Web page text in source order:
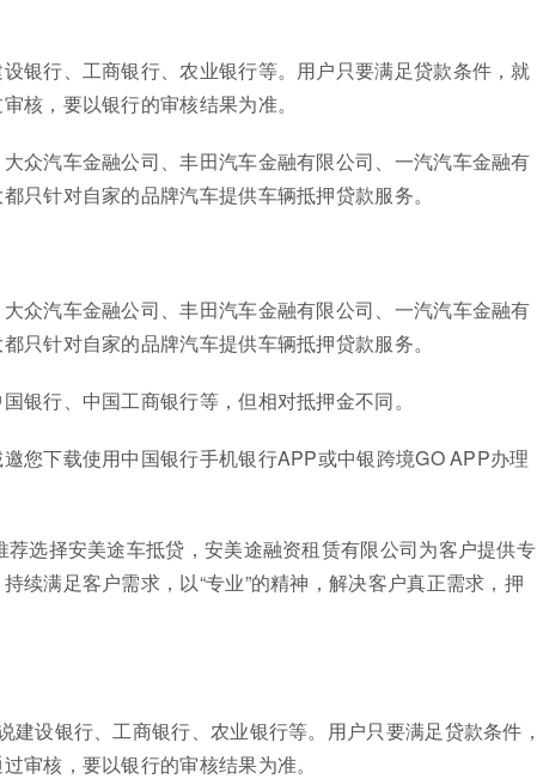
银行、工商银行、农业银行等。用户只要满足贷款条件，就
核，要以银行的审核结果为准。
众汽车金融公司、丰田汽车金融有限公司、一汽汽车金融有
只针对自家的品牌汽车提供车辆抵押贷款服务。
众汽车金融公司、丰田汽车金融有限公司、一汽汽车金融有
只针对自家的品牌汽车提供车辆抵押贷款服务。
银行、中国工商银行等，但相对抵押金不同。
您下载使用中国银行手机银行APP或中银跨境GO APP办理
选择安美途车抵贷，安美途融资租赁有限公司为客户提供专
续满足客户需求，以“专业”的精神，解决客户真正需求，押
设银行、工商银行、农业银行等。用户只要满足贷款条件，
审核，要以银行的审核结果为准。